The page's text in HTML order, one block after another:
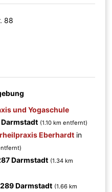
88
und Yogaschule
(1.10 km entfernt)
Eberhardt in
Darmstadt (1.34 km
Darmstadt (1.66 km